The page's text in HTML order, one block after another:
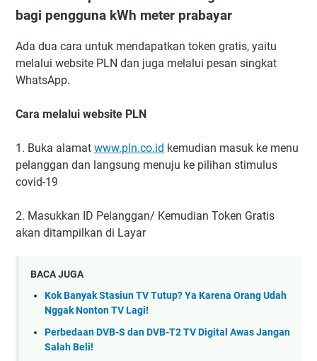
bagi pengguna kWh meter prabayar
Ada dua cara untuk mendapatkan token gratis, yaitu
melalui website PLN dan juga melalui pesan singkat
WhatsApp.
Cara melalui website PLN
1. Buka alamat www.pln.co.id kemudian masuk ke menu
pelanggan dan langsung menuju ke pilihan stimulus
covid-19
2. Masukkan ID Pelanggan/ Kemudian Token Gratis
akan ditampilkan di Layar
BACA JUGA
Kok Banyak Stasiun TV Tutup? Ya Karena Orang Udah
Nggak Nonton TV Lagi!
Perbedaan DVB-S dan DVB-T2 TV Digital Awas Jangan
Salah Beli!